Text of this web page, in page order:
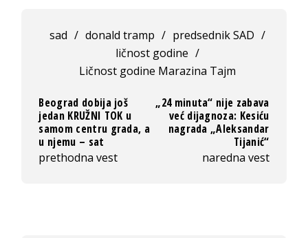
sad / donald tramp / predsednik SAD /
ličnost godine /
Ličnost godine Marazina Tajm
Beograd dobija još
jedan KRUŽNI TOK u
samom centru grada, a
u njemu – sat
prethodna vest
„24 minuta“ nije zabava
već dijagnoza: Kesiću
nagrada „Aleksandar
Tijanić“
naredna vest